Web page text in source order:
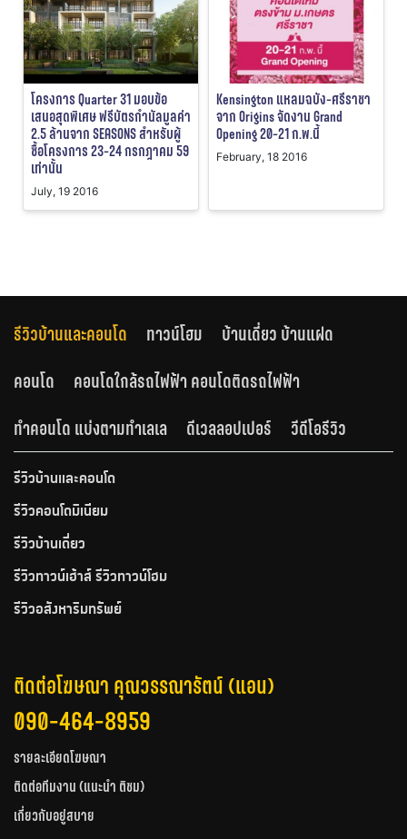
โครงการ Quarter 31 มอบข้อ
เสนอสุดพิเศษ ฟรีบัตรกำนัลมูลค่า
2.5 ล้านจาก SEASONS สำหรับผู้
ซื้อโครงการ 23-24 กรกฎาคม 59
เท่านั้น
July, 19 2016
Kensington แหลมฉบัง-ศรีราชา
จาก Origins จัดงาน Grand
Opening 20-21 ก.พ.นี้
February, 18 2016
รีวิวบ้านและคอนโด ทาวน์โฮม
บ้านเดี่ยว บ้านแฝด
คอนโด
คอนโดใกล้รถไฟฟ้า คอนโดติดรถไฟฟ้า
ทำคอนโด แบ่งตามทำเลเล
ดีเวลลอปเปอร์ วีดีโอรีวิว
รีวิวบ้านและคอนโด
รีวิวคอนโดมิเนียม
รีวิวบ้านเดี่ยว
รีวิวทาวน์เฮ้าส์ รีวิวทาวน์โฮม
รีวิวอสังหาริมทรัพย์
ติดต่อโฆษณา คุณวรรณารัตน์ (แอน)
090-464-8959
รายละเอียดโฆษณา
ติดต่อทีมงาน (แนะนำ ติชม)
เกี่ยวกับอยู่สบาย